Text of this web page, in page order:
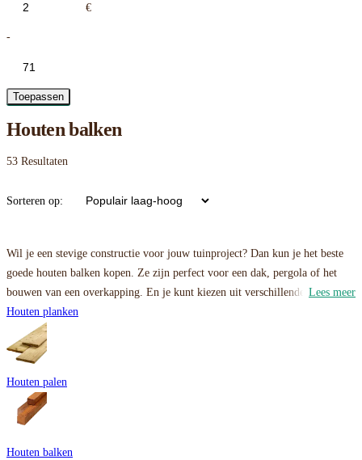
€
-
Toepassen
Houten balken
53 Resultaten
Sorteren op:
Wil je een stevige constructie voor jouw tuinproject? Dan kun je het beste
goede houten balken kopen. Ze zijn perfect voor een dak, pergola of het
bouwen van een overkapping. En je kunt kiezen uit verschillende soorten
houten balken, zoals
Hieronder vind je ons volledige assortiment en kun je filteren op de
gewenste materiaalsoort.
Twijfel je over de houtsoort of zoek je een specifieke lengte? Neem dan
gerust even
Lees meer
Houten planken
Houten palen
Houten balken